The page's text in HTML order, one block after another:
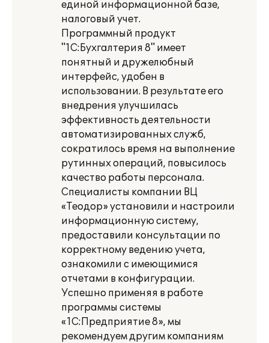
единой информационной базе,
налоговый учет.
Программный продукт
"1С:Бухгалтерия 8" имеет
понятный и дружелюбный
интерфейс, удобен в
использовании. В результате его
внедрения улучшилась
эффективность деятельности
автоматизированных служб,
сократилось время на выполнение
рутинных операций, повысилось
качество работы персонала.
Специалисты компании ВЦ
«Теодор» установили и настроили
информационную систему,
предоставили консультации по
корректному ведению учета,
ознакомили с имеющимися
отчетами в конфигурации.
Успешно применяя в работе
программы системы
«1С:Предприятие 8», мы
рекомендуем другим компаниям